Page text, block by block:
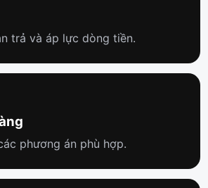
trả và áp lực dòng tiền.
phương án phù hợp.